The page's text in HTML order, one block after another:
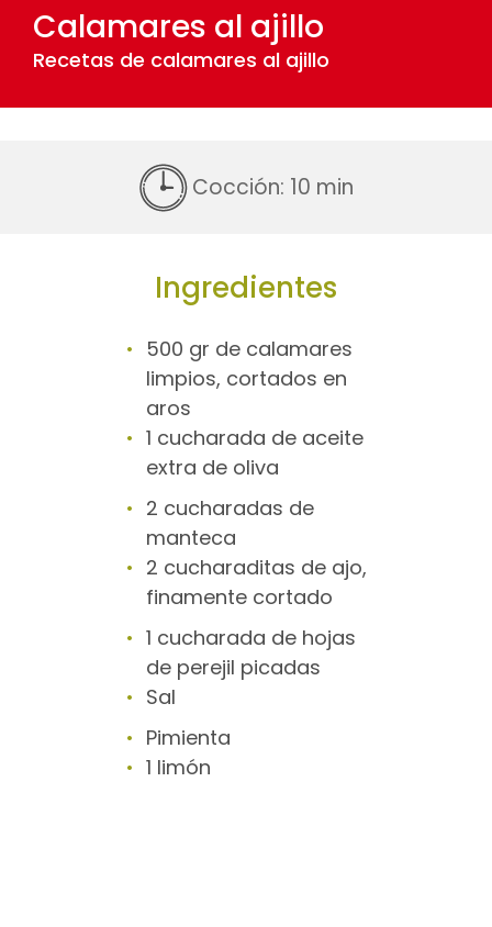
Calamares al ajillo
Recetas de calamares al ajillo
Cocción: 10 min
Ingredientes
500 gr de calamares
limpios, cortados en
aros
1 cucharada de aceite
extra de oliva
2 cucharadas de
manteca
2 cucharaditas de ajo,
finamente cortado
1 cucharada de hojas
de perejil picadas
Sal
Pimienta
1 limón